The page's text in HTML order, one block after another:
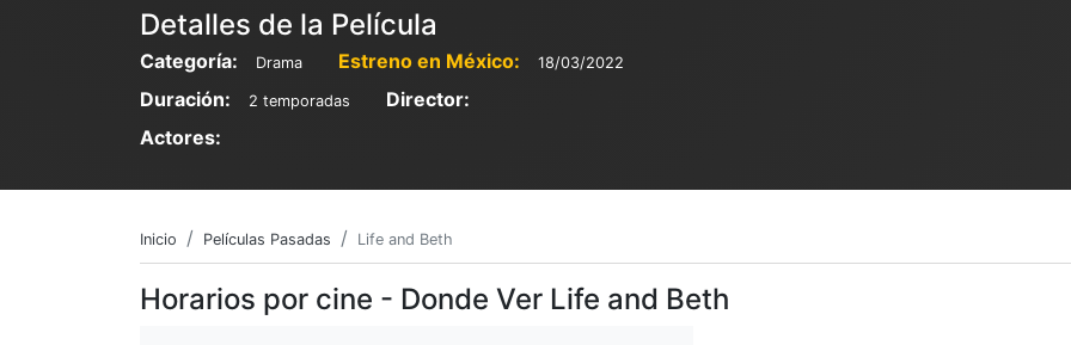
Detalles de la Película
Categoría: Drama Estreno en México: 18/03/2022
Duración: 2 temporadas
Director:
Actores:
Inicio Películas Pasadas Life and Beth
Horarios por cine - Donde Ver Life and Beth